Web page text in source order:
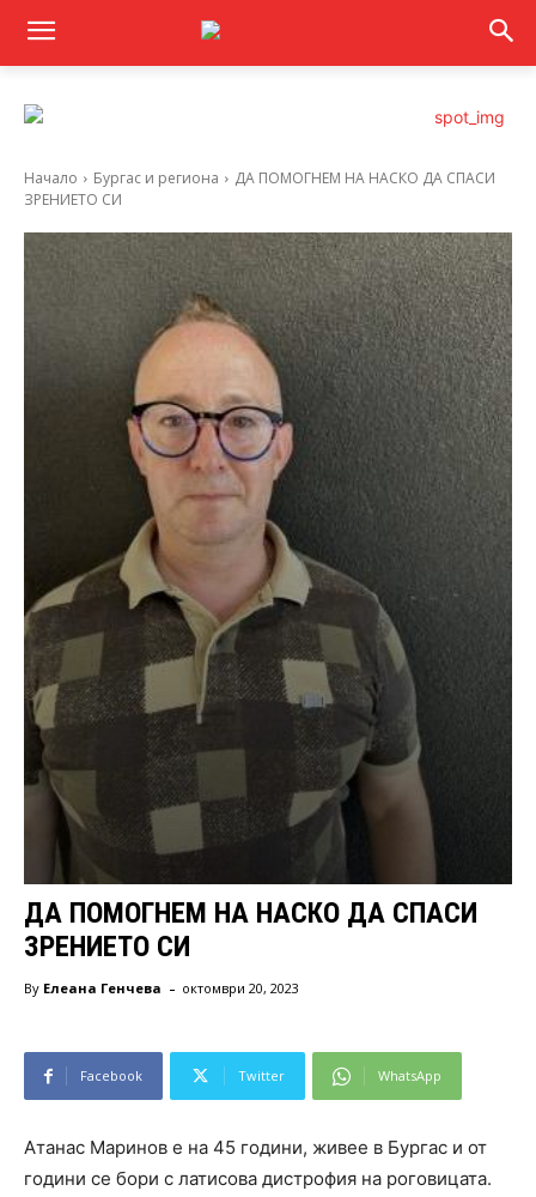
Начало Бургас и региона
ДА ПОМОГНЕМ НА НАСКО ДА СПАСИ
ЗРЕНИЕТО СИ
ДА ПОМОГНЕМ НА НАСКО ДА СПАСИ
ЗРЕНИЕТО СИ
By Елеана Генчева - октомври 20, 2023
Facebook Twitter WhatsApp
Атанас Маринов е на 45 години, живее в Бургас и от
години се бори с латисова дистрофия на роговицата.